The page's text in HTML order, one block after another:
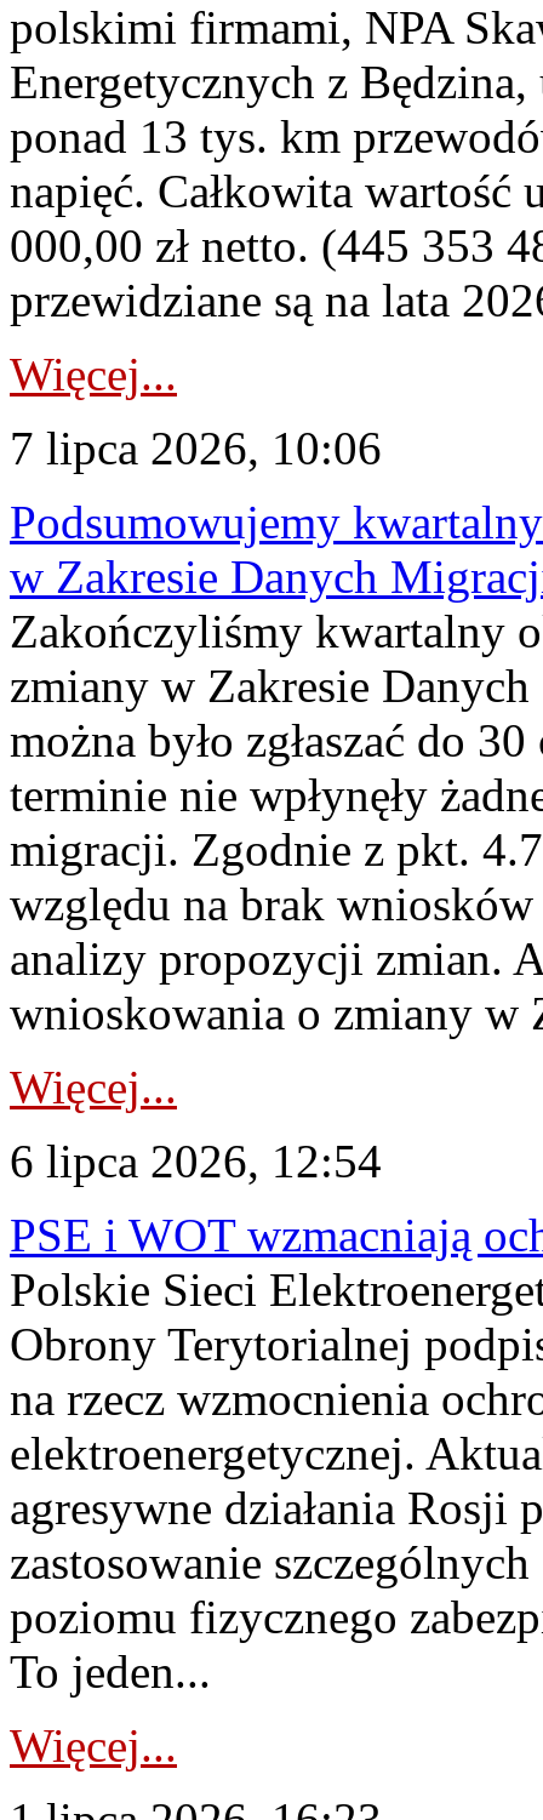
polskimi firmami, NPA
Energetycznych z
ponad 13 tys. km
napięć. Całkowita
000,00 zł netto. (445 353
przewidziane są na lata
Więcej...
7 lipca 2026, 10:06
Podsumowujemy
w Zakresie Danych
Zakończyliśmy kwartalny
zmiany w Zakresie
można było zgłaszać do
terminie nie wpłynęły
migracji. Zgodnie z pkt.
względu na brak
analizy propozycji zmian.
wnioskowania o zmiany w
Więcej...
6 lipca 2026, 12:54
PSE i WOT wzmacniają
Polskie Sieci
Obrony Terytorialnej
na rzecz wzmocnienia
elektroenergetycznej.
agresywne działania Rosji
zastosowanie
poziomu fizycznego
To jeden...
Więcej...